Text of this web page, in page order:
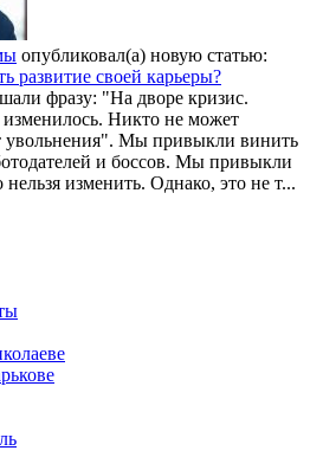
опубликовал(а) новую статью:
развитие своей карьеры?
фразу: "На дворе кризис.
Никто не может
увольнения". Мы привыкли винить
и боссов. Мы привыкли
нельзя изменить. Однако, это не т...